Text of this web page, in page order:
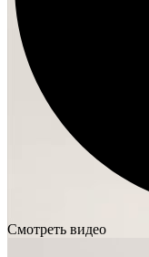
Смотреть видео